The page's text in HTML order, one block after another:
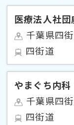
医療法人社
千葉県四
四街道
やまぐち内
千葉県四
四街道